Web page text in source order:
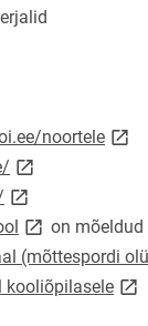
page
on new page
on new page
on new page
noortelelink
link opens on new
link opens on new
link opens on
on mõeldud
(mõttespordi
kooliõpilaselelink